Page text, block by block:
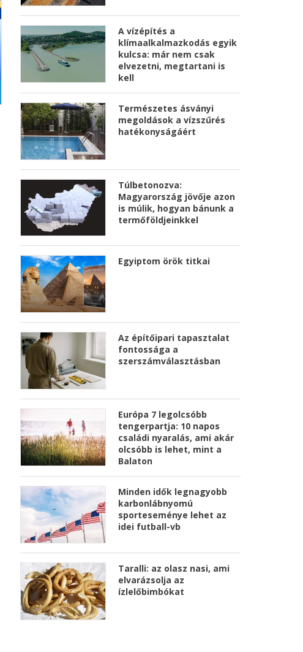
A vízépítés a
klímaalkalmazkodás egyik
kulcsa: már nem csak
elvezetni, megtartani is
kell
Természetes ásványi
megoldások a vízszűrés
hatékonyságáért
Túlbetonozva:
Magyarország jövője azon
is múlik, hogyan bánunk a
termőföldjeinkkel
Egyiptom örök titkai
Az építőipari tapasztalat
fontossága a
szerszámválasztásban
Európa 7 legolcsóbb
tengerpartja: 10 napos
családi nyaralás, ami akár
olcsóbb is lehet, mint a
Balaton
Minden idők legnagyobb
karbonlábnyomú
sporteseménye lehet az
idei futball-vb
Taralli: az olasz nasi, ami
elvarázsolja az
ízlelőbimbókat